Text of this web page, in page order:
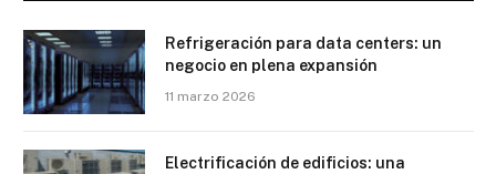
Refrigeración para data centers: un
negocio en plena expansión
11 marzo 2026
Electrificación de edificios: una